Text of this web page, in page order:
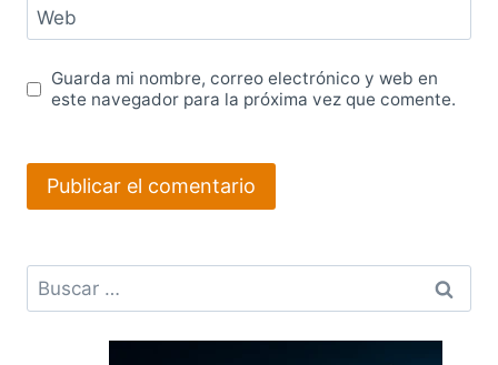
Web
Guarda mi nombre, correo electrónico y web en
este navegador para la próxima vez que comente.
Buscar: